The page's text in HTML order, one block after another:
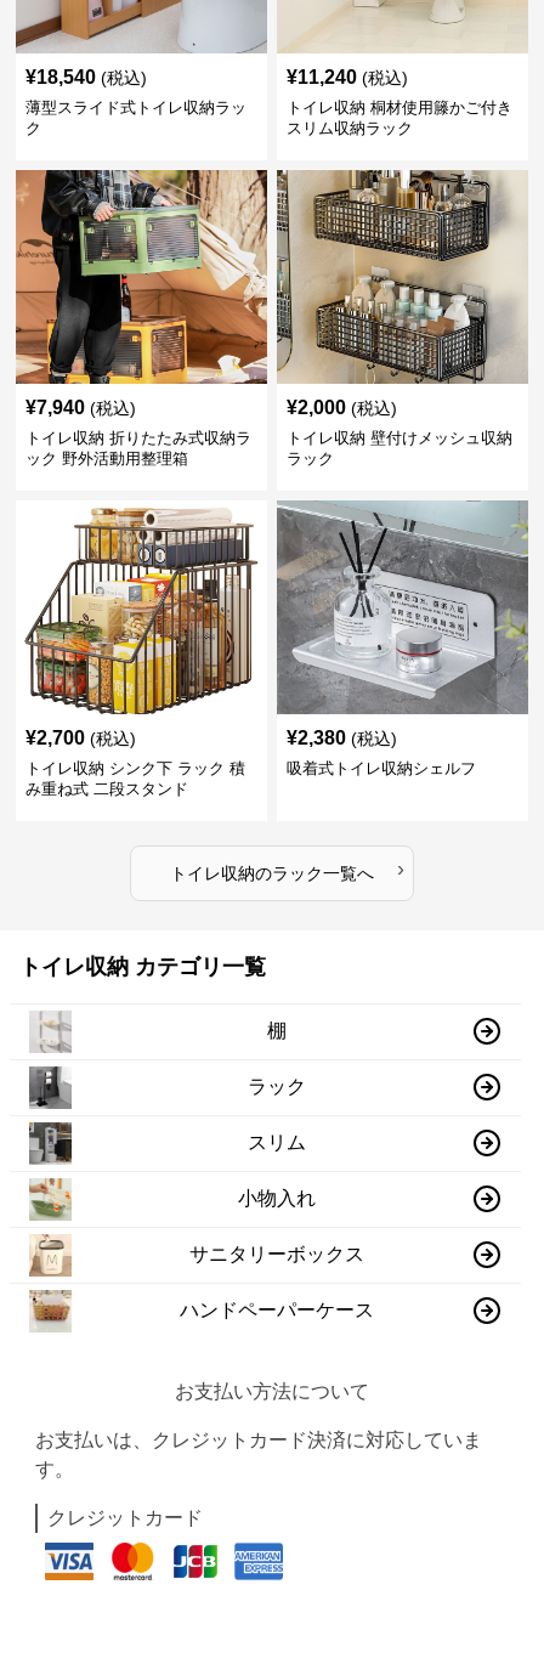
¥18,540 (税込)
薄型スライド式トイレ収納ラッ
ク
¥11,240 (税込)
トイレ収納 桐材使用籐かご付き
スリム収納ラック
¥7,940 (税込)
トイレ収納 折りたたみ式収納ラ
ック 野外活動用整理箱
¥2,000 (税込)
トイレ収納 壁付けメッシュ収納
ラック
¥2,700 (税込)
トイレ収納 シンク下 ラック 積
み重ね式 二段スタンド
¥2,380 (税込)
吸着式トイレ収納シェルフ
トイレ収納のラック一覧へ ›
トイレ収納 カテゴリ一覧
棚
ラック
スリム
小物入れ
サニタリーボックス
ハンドペーパーケース
お支払い方法について
お支払いは、クレジットカード決済に対応していま
す。
クレジットカード